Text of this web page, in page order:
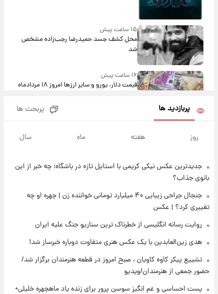
۱۵ ساعت پیش
محل کشف جسد حمیدرضا رجب‌زاده مشخص
شد
۱۶ ساعت پیش
قیمت دلار، یورو و سایر ارزها امروز ۱۸ مردادماه
جدول
۱۵ ساعت پیش
زمان برگزاری دربی ۱۰۷ اعلام شد؟
خبر انتصاب جدید محسن رضایی حذف شد +
جزئیات
پربازدید ها پربحث ها
روز هفته ماه سال
جدیدترین عکس نیکی کریمی با استایل تازه در باشگاه؛ چه خبر از این
بانوی جذاب؟
جنجال جراحی زیبایی ۴۰ میلیارد تومانی خواننده زن | چهره او چه
تغییری کرد؟ | عکس
روایت رسانه انگلیسی از خطرناک ترین سناریو جنگ علیه ایران
هدی زین‌العابدین با یک عکس هنری متفاوت دوباره خبرساز شد!
تشییع پیکر کاوه کاویان ، صبح امروز در قطعه هنرمندان برگزار شد/
حضور جمعی از هنرمندان/ویدیو
پست احساسی و غم انگیز سوسن پرور برای زنده یاد ماهچهره خلیلی+